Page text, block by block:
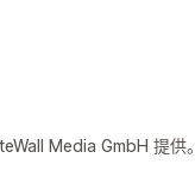
Media GmbH 提供。